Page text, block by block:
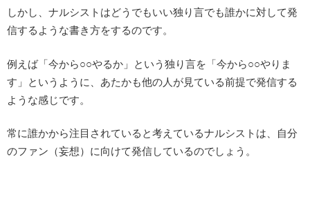
しかし、ナルシストはどうでもいい独り言でも誰かに対して発
信するような書き方をするのです。
例えば「今から○○やるか」という独り言を「今から○○やりま
す」というように、あたかも他の人が見ている前提で発信する
ような感じです。
常に誰かから注目されていると考えているナルシストは、自分
のファン（妄想）に向けて発信しているのでしょう。